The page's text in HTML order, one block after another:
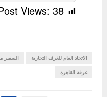
Views: 38
الاتحاد العام للغرف التجارية السفير
غرفة القاهرة